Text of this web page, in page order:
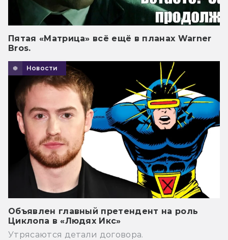
Пятая «Матрица» всё ещё в планах Warner
Bros.
Новости
Объявлен главный претендент на роль
Циклопа в «Людях Икс»
Утрясаются детали договора.